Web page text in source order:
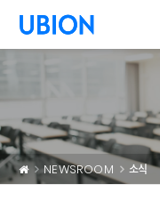
메뉴 건너 뛰기
NEWSROOM 소식